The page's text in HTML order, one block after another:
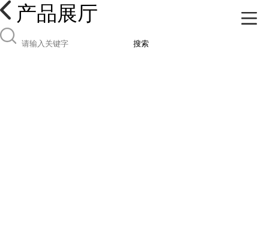
产品展厅
搜索